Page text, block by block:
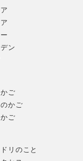
都と呼ばれる角
ン
ご
かご
ご
リのこと